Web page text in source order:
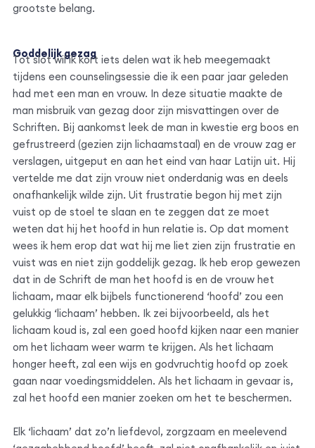
grootste belang.
Goddelijk gezag
Tot slot wil ik kort iets delen wat ik heb meegemaakt
tijdens een counselingsessie die ik een paar jaar geleden
had met een man en vrouw. In deze situatie maakte de
man misbruik van gezag door zijn misvattingen over de
Schriften. Bij aankomst leek de man in kwestie erg boos en
gefrustreerd (gezien zijn lichaamstaal) en de vrouw zag er
verslagen, uitgeput en aan het eind van haar Latijn uit. Hij
vertelde me dat zijn vrouw niet onderdanig was en deels
onafhankelijk wilde zijn. Uit frustratie begon hij met zijn
vuist op de stoel te slaan en te zeggen dat ze moet
weten dat hij het hoofd in hun relatie is. Op dat moment
wees ik hem erop dat wat hij me liet zien zijn frustratie en
vuist was en niet zijn goddelijk gezag. Ik heb erop gewezen
dat in de Schrift de man het hoofd is en de vrouw het
lichaam, maar elk bijbels functionerend ‘hoofd’ zou een
gelukkig ‘lichaam’ hebben. Ik zei bijvoorbeeld, als het
lichaam koud is, zal een goed hoofd kijken naar een manier
om het lichaam weer warm te krijgen. Als het lichaam
honger heeft, zal een wijs en godvruchtig hoofd op zoek
gaan naar voedingsmiddelen. Als het lichaam in gevaar is,
zal het hoofd een manier zoeken om het te beschermen.
Elk ‘lichaam’ dat zo’n liefdevol, zorgzaam en meelevend